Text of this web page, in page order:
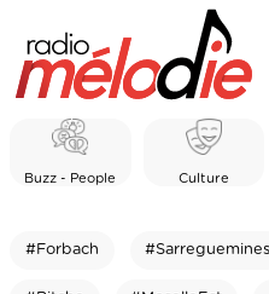
Buzz - People Culture
#Forbach #Sarreguemines